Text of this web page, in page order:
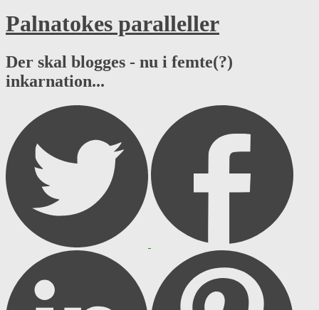
Palnatokes paralleller
Der skal blogges - nu i femte(?)
inkarnation...